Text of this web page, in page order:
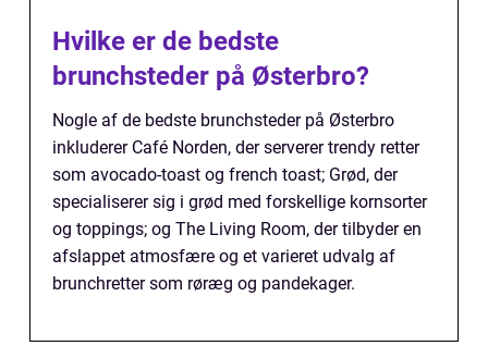
Hvilke er de bedste
brunchsteder på Østerbro?
Nogle af de bedste brunchsteder på Østerbro
inkluderer Café Norden, der serverer trendy retter
som avocado-toast og french toast; Grød, der
specialiserer sig i grød med forskellige kornsorter
og toppings; og The Living Room, der tilbyder en
afslappet atmosfære og et varieret udvalg af
brunchretter som røræg og pandekager.